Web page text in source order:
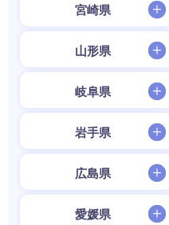
宮崎県
山形県
岐阜県
岩手県
広島県
愛媛県